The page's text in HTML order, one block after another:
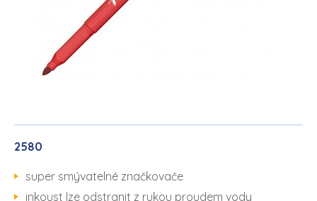
2580
super smývatelné značkovače
inkoust lze odstranit z rukou proudem vody